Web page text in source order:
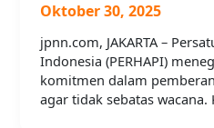
Oktober 30, 2025
jpnn.com, JAKARTA –
Indonesia (PERHAPI)
komitmen dalam
agar tidak sebatas wacana.